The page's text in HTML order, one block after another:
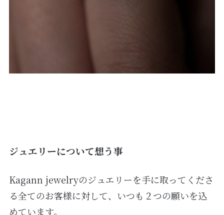
ジュエリーについて想う事
Kagann jewelryのジュエリーを手に取ってくださ
る全てのお客様に対して、いつも２つの願いを込
めています。